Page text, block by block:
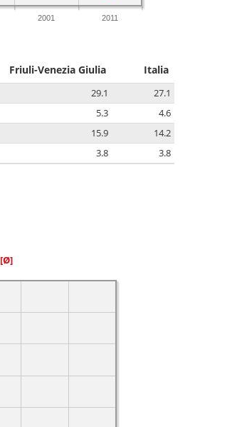
2001 2011
Friuli-Venezia Giulia Italia
29.1
27.1
5.3
4.6
15.9
14.2
3.8 3.8
[Ø]